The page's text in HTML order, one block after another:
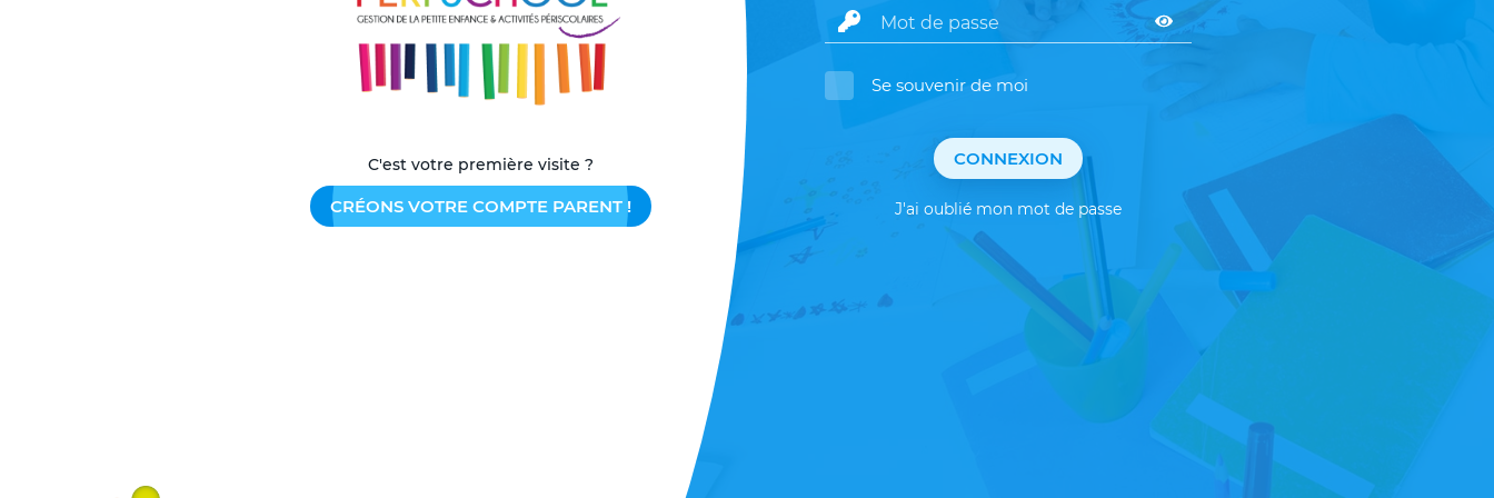
C'est votre première visite ?
CRÉONS VOTRE COMPTE PARENT !
Se souvenir de moi
CONNEXION
J'ai oublié mon mot de passe